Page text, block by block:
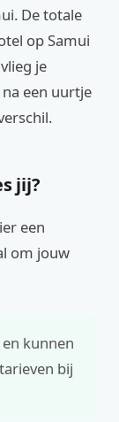
De totale
op Samui
je
een uurtje
jij?
een
om jouw
kunnen
bij